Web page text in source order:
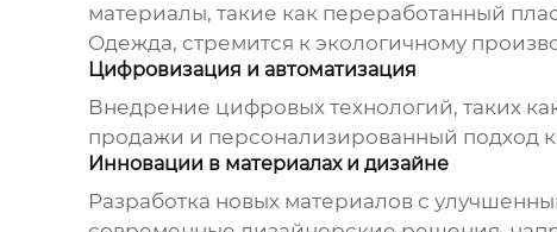
материалы, такие как переработанный
Одежда, стремится к экологичному
Цифровизация и автоматизация
Внедрение цифровых технологий, таких
продажи и персонализированный подход
Инновации в материалах и дизайне
Разработка новых материалов с